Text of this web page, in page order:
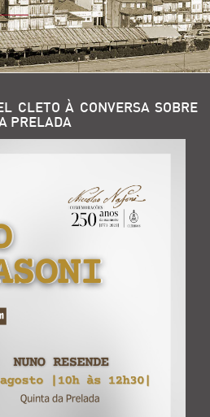
CLETO À CONVERSA SOBRE
PRELADA